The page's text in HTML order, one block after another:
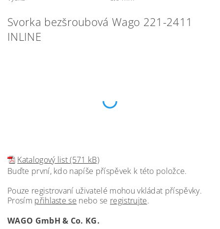
Svorka bezšroubová Wago 221-2411
INLINE
Katalogový list (571 kB)
Buďte první, kdo napíše příspěvek k této položce.
Pouze registrovaní uživatelé mohou vkládat příspěvky.
Prosím přihlaste se nebo se registrujte.
WAGO GmbH & Co. KG.